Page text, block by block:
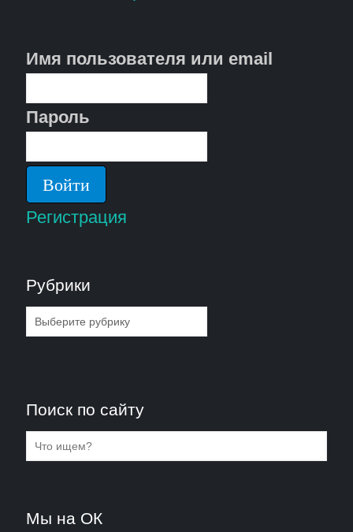
Имя пользователя или email
Пароль
Регистрация
Рубрики
Рубрики
Поиск по сайту
Мы на ОК